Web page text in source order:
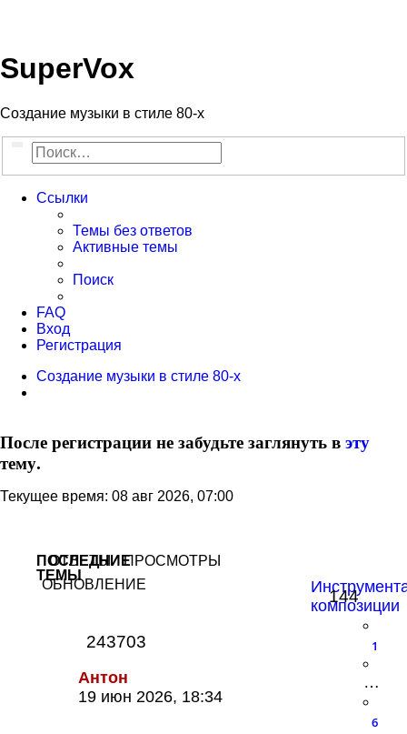
SuperVox
Создание музыки в стиле 80-х
Поиск
Расширенный поиск
Ссылки
Темы без ответов
Активные темы
Поиск
FAQ
Вход
Регистрация
Создание музыки в стиле 80-х
После регистрации не забудьте заглянуть вэту
тему.
Текущее время: 08 авг 2026, 07:00
ПОСЛЕДНИЕ
ТЕМЫ
ОТВЕТЫ
ПРОСМОТРЫ
ОБНОВЛЕНИЕ
композиции
1
…
6
144
243703
Антон
19 июн 2026, 18:34